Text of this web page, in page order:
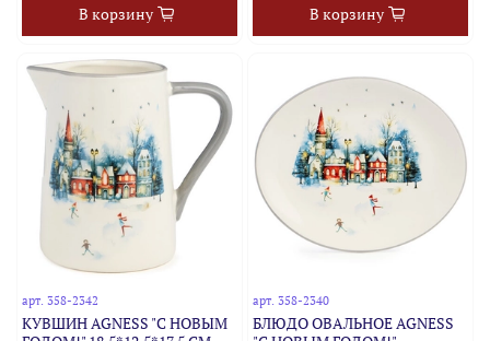
В корзину В корзину
арт.358-2342
КУВШИН AGNESS "С НОВЫМ
арт. 358-2340
БЛЮДО ОВАЛЬНОЕ AGNESS